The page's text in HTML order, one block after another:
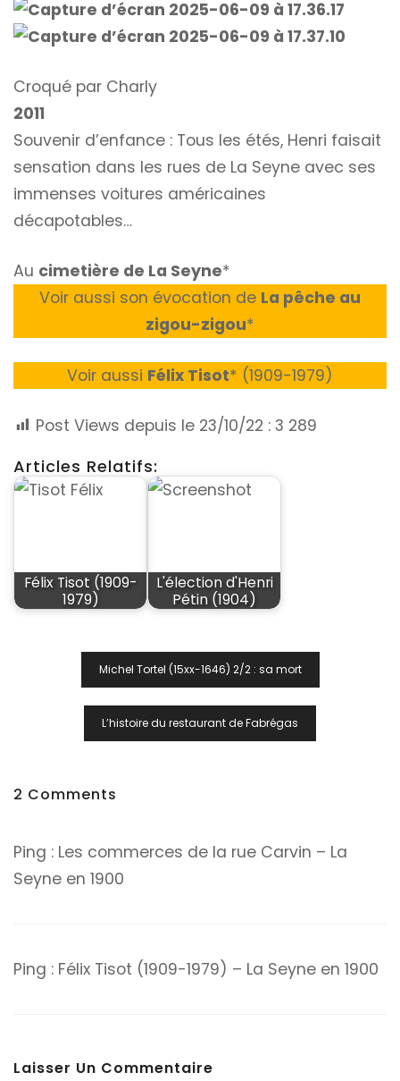
Croqué par Charly
2011
Souvenir d’enfance : Tous les étés, Henri faisait
sensation dans les rues de La Seyne avec ses
immenses voitures américaines
décapotables…
Au cimetière de La Seyne*
Voir aussi son évocation de La pêche au
zigou-zigou*
Voir aussi Félix Tisot* (1909-1979)
Post Views depuis le 23/10/22 : 3 289
Articles Relatifs:
Félix Tisot (1909-
1979)
L'élection d'Henri
Pétin (1904)
Navigation
L’article
Michel Tortel (15xx-1646) 2/2 : sa mort
L’histoire du restaurant de Fabrégas
2 Comments
Ping : Les commerces de la rue Carvin – La
Seyne en 1900
Ping : Félix Tisot (1909-1979) – La Seyne en 1900
Laisser Un Commentaire